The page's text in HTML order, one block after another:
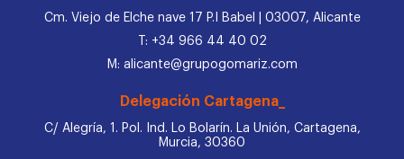
Cm. Viejo de Elche nave 17 P.I Babel | 03007, Alicante
T: +34 966 44 40 02
M: alicante@grupogomariz.com
Delegación Cartagena_
C/ Alegría, 1. Pol. Ind. Lo Bolarín. La Unión, Cartagena,
Murcia, 30360